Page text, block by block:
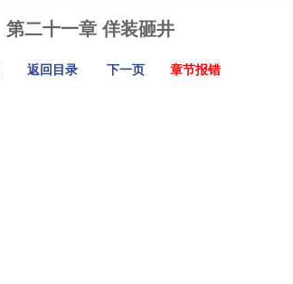
第二十一章 佯装砸井
返回目录 下一页 章节报错